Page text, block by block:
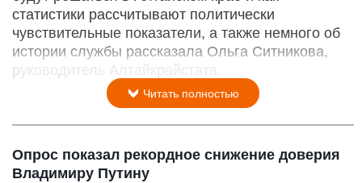
статистики рассчитывают политически
чувствительные показатели, а также немного об
истории службы рассказала Ольга Ситникова,
руководитель Алтайкрайстата.
Читать полностью
Опрос показал рекордное снижение доверия
Владимиру Путину